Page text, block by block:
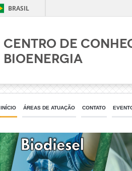
BRASIL
Centro de
Bioenergia
INÍCIO ÁREAS DE ATUAÇÃO CONTATO